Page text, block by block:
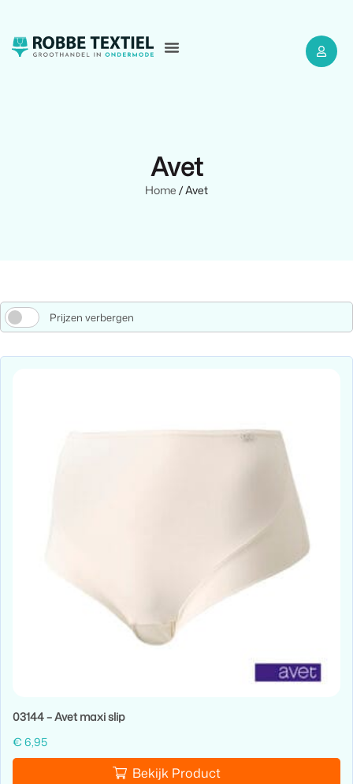
Avet
Home / Avet
Prijzen verbergen
03144 – Avet maxi slip
€ 6,95
Bekijk Product